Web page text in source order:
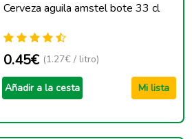
Cerveza aguila amstel bote 33 cl
0.45€ (1.27€ / litro)
Añadir a la cesta Mi lista